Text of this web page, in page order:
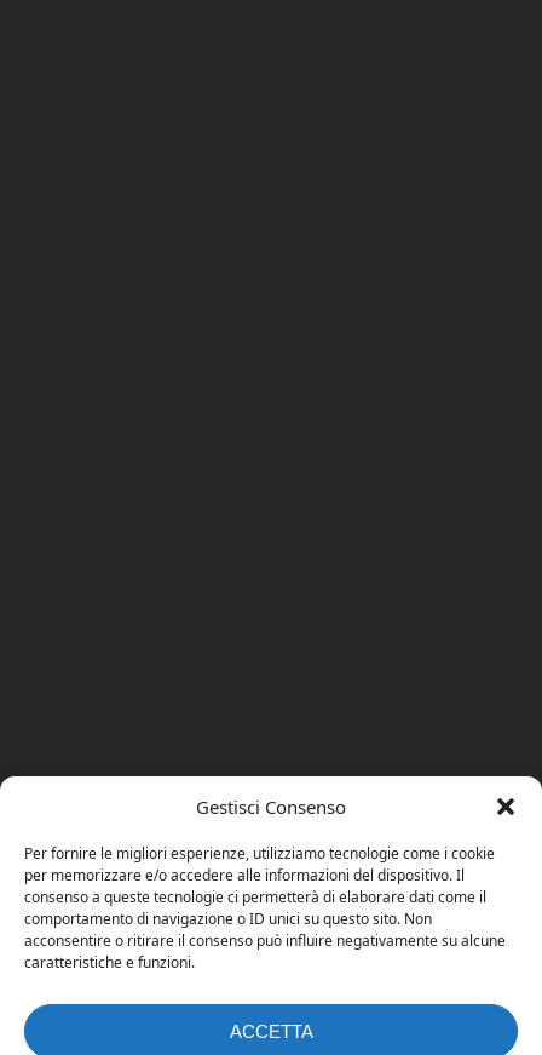
Gestisci Consenso
Per fornire le migliori esperienze, utilizziamo tecnologie come i cookie
per memorizzare e/o accedere alle informazioni del dispositivo. Il
consenso a queste tecnologie ci permetterà di elaborare dati come il
comportamento di navigazione o ID unici su questo sito. Non
acconsentire o ritirare il consenso può influire negativamente su alcune
caratteristiche e funzioni.
ACCETTA